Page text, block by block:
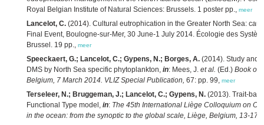
Royal Belgian Institute of Natural Sciences: Brussels. 1 poster pp., meer
Lancelot, C. (2014). Cultural eutrophication in the Greater North Sea:
Final Event, Boulogne-sur-Mer, 30 June-1 July 2014. Écologie des
Brussel. 19 pp., meer
Speeckaert, G.; Lancelot, C.; Gypens, N.; Borges, A. (2014). Study and
DMS by North Sea specific phytoplankton, in: Mees, J. et al. (Ed.) Book of
Belgium, 7 March 2014. VLIZ Special Publication, 67: pp. 99, meer
Terseleer, N.; Bruggeman, J.; Lancelot, C.; Gypens, N. (2013). Trait-
Functional Type model, in: The 45th International Liège Colloquium on
in the ocean: from the synoptic to the global scale, Liège, Belgium, 13-17